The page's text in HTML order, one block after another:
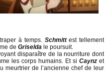
à temps. Schmittest tellement
de Griselda le poursuit.
disparaître de la nourriture dont
les corps humains. Et si Caynz et
meurtrier de l’ancienne chef de leur